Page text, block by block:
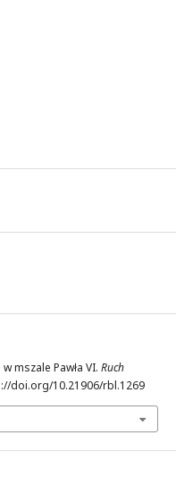
mszale Pawła VI. Ruch
doi.org/10.21906/rbl.1269